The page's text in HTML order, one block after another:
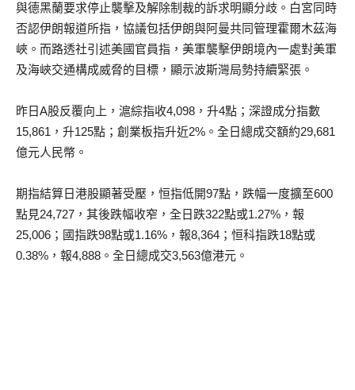
與德黑蘭要求停止襲擊及解除制裁的訴求明顯分歧。白宮同時
否認伊朗報道所指，協議包括伊朗與阿曼共同管理霍爾木茲海
峽。而路透社引述美國官員指，美軍襲擊伊朗境內一處對美軍
及海峽交通構成威脅的目標，顯示波斯灣局勢持續緊張。
昨日A股反覆向上，滬綜指收4,098，升4點；深證成分指數
15,861，升125點；創業板指升近2%。全日總成交額約29,681
億元人民幣。
期指結算日港股顯著受壓，恒指低開97點，跌幅一度擴至600
點見24,727，其後跌幅收窄，全日跌322點或1.27%，報
25,006；國指跌98點或1.16%，報8,364；恒科指跌18點或
0.38%，報4,888。全日總成交3,563億港元。